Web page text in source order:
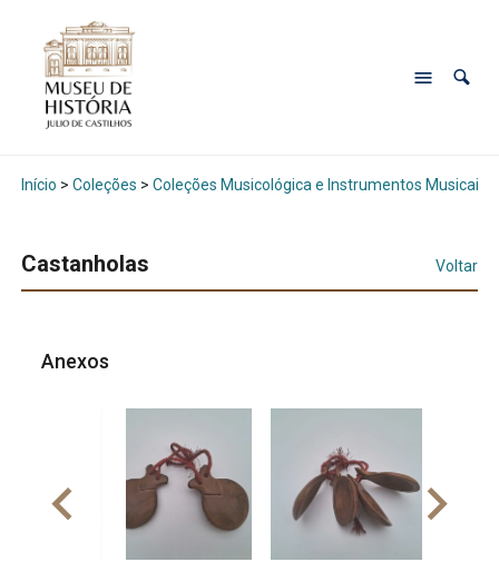
Início > Coleções > Coleções Musicológica e Instrumentos Musicais
Castanholas Voltar
Anexos